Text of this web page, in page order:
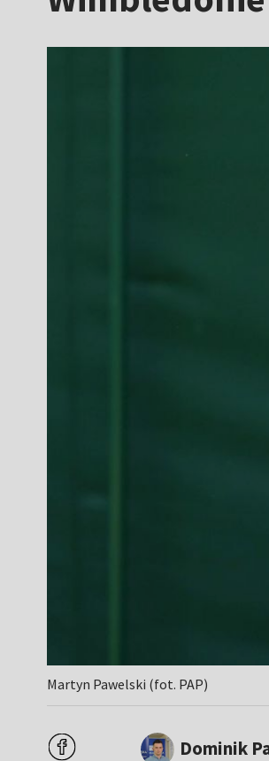
Martyn Pawelski (fot. PAP)
Dominik